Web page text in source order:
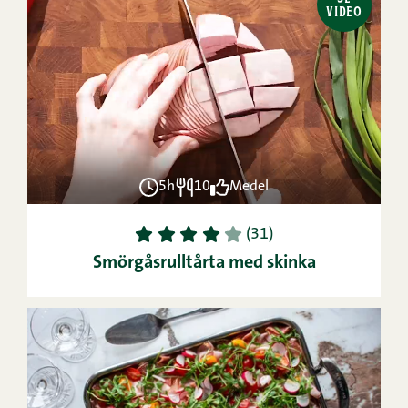
VIDEO
5h 10 Medel
1 2 3 4 5 (31)
Smörgåsrulltårta med skinka